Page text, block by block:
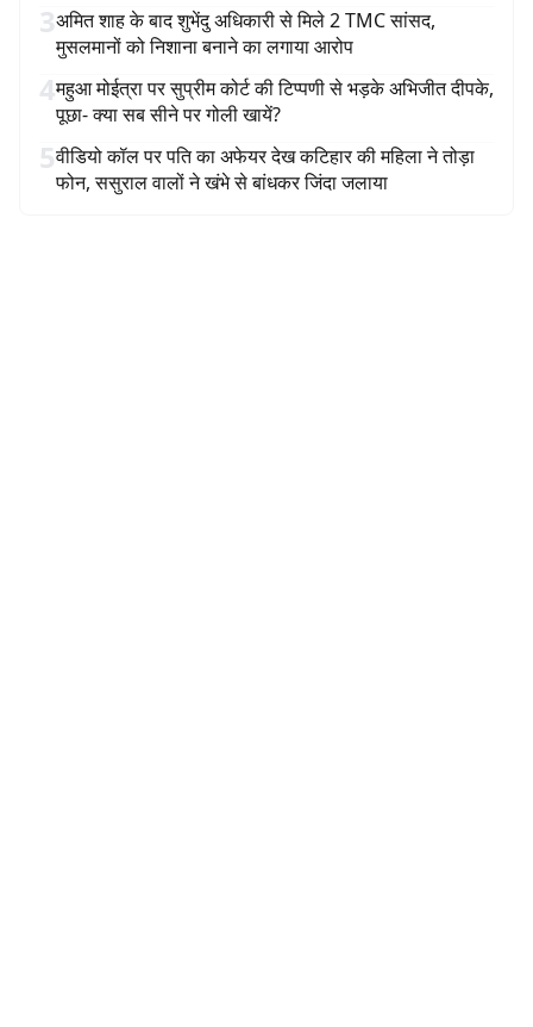
3अमित शाह के बाद शुभेंदु अधिकारी से मिले 2 TMC सांसद,
मुसलमानों को निशाना बनाने का लगाया आरोप
4महुआ मोईत्रा पर सुप्रीम कोर्ट की टिप्पणी से भड़के अभिजीत दीपके,
पूछा- क्या सब सीने पर गोली खायें?
5वीडियो कॉल पर पति का अफेयर देख कटिहार की महिला ने तोड़ा
फोन, ससुराल वालों ने खंभे से बांधकर जिंदा जलाया